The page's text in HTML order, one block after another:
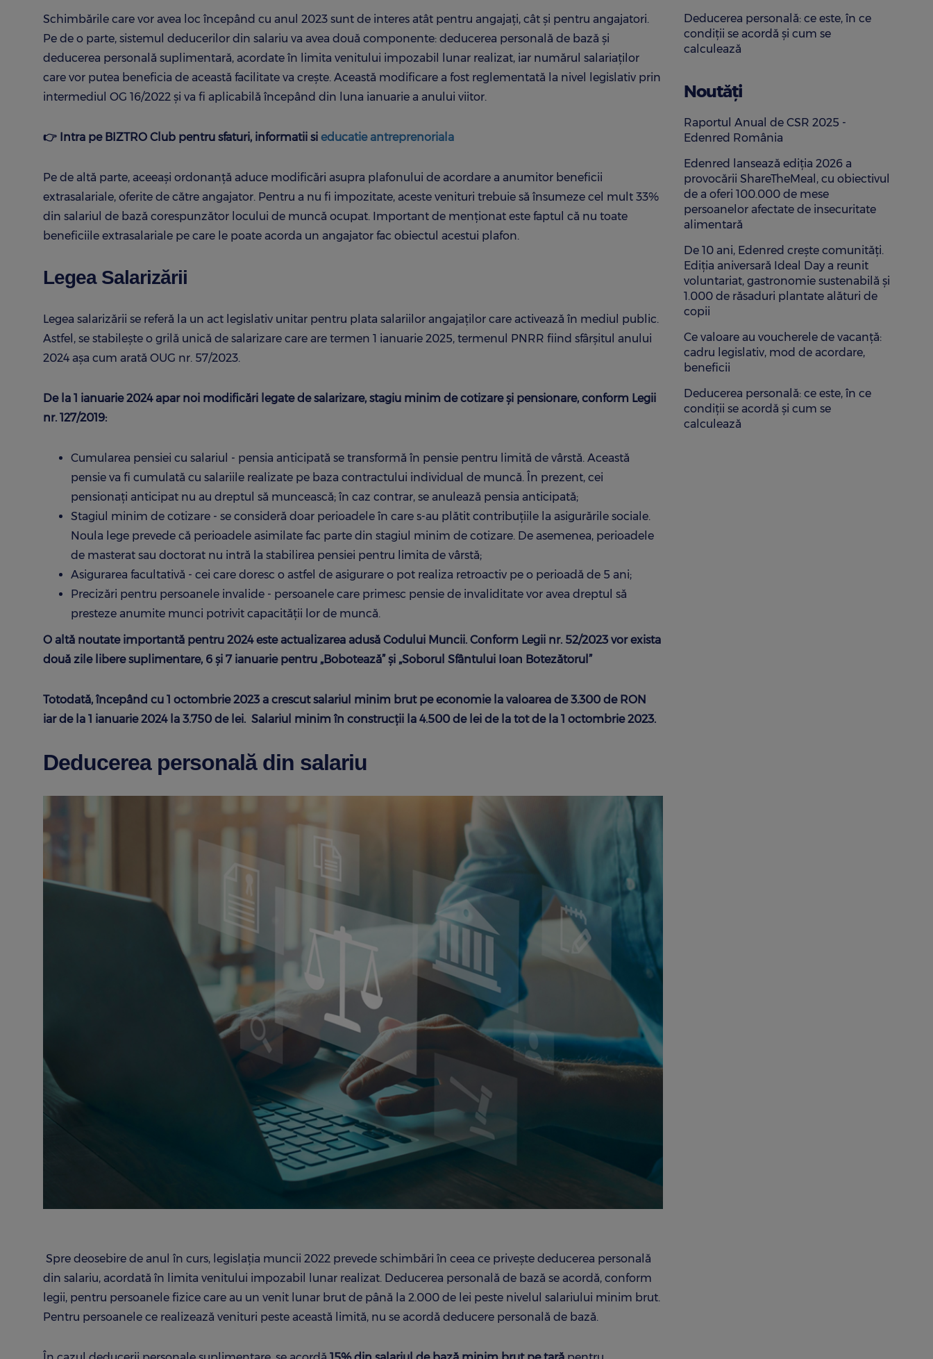
Schimbările care vor avea loc începând cu anul 2023 sunt de interes atât pentru angajați, cât și pentru angajatori.
Pe de o parte, sistemul deducerilor din salariu va avea două componente: deducerea personală de bază și
deducerea personală suplimentară, acordate în limita venitului impozabil lunar realizat, iar numărul salariaților
care vor putea beneficia de această facilitate va crește. Această modificare a fost reglementată la nivel legislativ prin
intermediul OG 16/2022 și va fi aplicabilă începând din luna ianuarie a anului viitor.
👉 Intra pe BIZTRO Club pentru sfaturi, informatii si educatie antreprenoriala
Pe de altă parte, aceeași ordonanță aduce modificări asupra plafonului de acordare a anumitor beneficii
extrasalariale, oferite de către angajator. Pentru a nu fi impozitate, aceste venituri trebuie să însumeze cel mult 33%
din salariul de bază corespunzător locului de muncă ocupat. Important de menționat este faptul că nu toate
beneficiile extrasalariale pe care le poate acorda un angajator fac obiectul acestui plafon.
Legea Salarizării
Legea salarizării se referă la un act legislativ unitar pentru plata salariilor angajaților care activează în mediul public.
Astfel, se stabilește o grilă unică de salarizare care are termen 1 ianuarie 2025, termenul PNRR fiind sfârșitul anului
2024 așa cum arată OUG nr. 57/2023.
De la 1 ianuarie 2024 apar noi modificări legate de salarizare, stagiu minim de cotizare și pensionare, conform Legii
nr. 127/2019:
Cumularea pensiei cu salariul - pensia anticipată se transformă în pensie pentru limită de vârstă. Această
pensie va fi cumulată cu salariile realizate pe baza contractului individual de muncă. În prezent, cei
pensionați anticipat nu au dreptul să muncească; în caz contrar, se anulează pensia anticipată;
Stagiul minim de cotizare - se consideră doar perioadele în care s-au plătit contribuțiile la asigurările sociale.
Noula lege prevede că perioadele asimilate fac parte din stagiul minim de cotizare. De asemenea, perioadele
de masterat sau doctorat nu intră la stabilirea pensiei pentru limita de vârstă;
Asigurarea facultativă - cei care doresc o astfel de asigurare o pot realiza retroactiv pe o perioadă de 5 ani;
Precizări pentru persoanele invalide - persoanele care primesc pensie de invaliditate vor avea dreptul să
presteze anumite munci potrivit capacității lor de muncă.
O altă noutate importantă pentru 2024 este actualizarea adusă Codului Muncii. Conform Legii nr. 52/2023 vor exista
două zile libere suplimentare, 6 și 7 ianuarie pentru „Bobotează” și „Soborul Sfântului Ioan Botezătorul”
Totodată, începând cu 1 octombrie 2023 a crescut salariul minim brut pe economie la valoarea de 3.300 de RON
iar de la 1 ianuarie 2024 la 3.750 de lei. Salariul minim în construcții la 4.500 de lei de la tot de la 1 octombrie 2023.
Deducerea personală din salariu
Spre deosebire de anul în curs, legislația muncii 2022 prevede schimbări în ceea ce privește deducerea personală
din salariu, acordată în limita venitului impozabil lunar realizat. Deducerea personală de bază se acordă, conform
legii, pentru persoanele fizice care au un venit lunar brut de până la 2.000 de lei peste nivelul salariului minim brut.
Pentru persoanele ce realizează venituri peste această limită, nu se acordă deducere personală de bază.
Deducerea personală: ce este, în ce
condiții se acordă și cum se
calculează
Noutăți
Raportul Anual de CSR 2025 -
Edenred România
Edenred lansează ediția 2026 a
provocării ShareTheMeal, cu obiectivul
de a oferi 100.000 de mese
persoanelor afectate de insecuritate
alimentară
De 10 ani, Edenred crește comunități.
Ediția aniversară Ideal Day a reunit
voluntariat, gastronomie sustenabilă și
1.000 de răsaduri plantate alături de
copii
Ce valoare au voucherele de vacanță:
cadru legislativ, mod de acordare,
beneficii
Deducerea personală: ce este, în ce
condiții se acordă și cum se
calculează